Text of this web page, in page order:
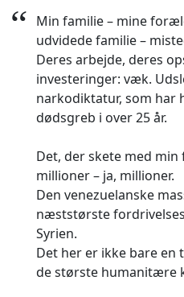
“ Min familie – mine
udvidede familie –
Deres arbejde, deres
investeringer: væk.
narkodiktatur, som har
dødsgreb i over 25 år.
Det, der skete med
millioner – ja, millioner.
Den venezuelanske
næststørste
Syrien.
Det her er ikke bare en
de største humanitære